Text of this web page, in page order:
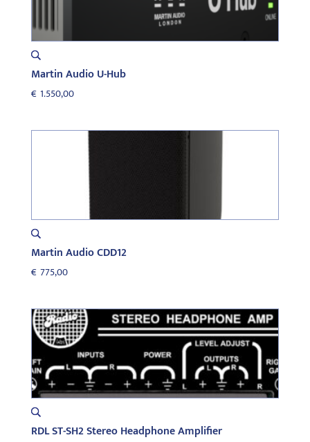
Martin Audio U-Hub
€ 1.550,00
Martin Audio CDD12
€ 775,00
RDL ST-SH2 Stereo Headphone Amplifier